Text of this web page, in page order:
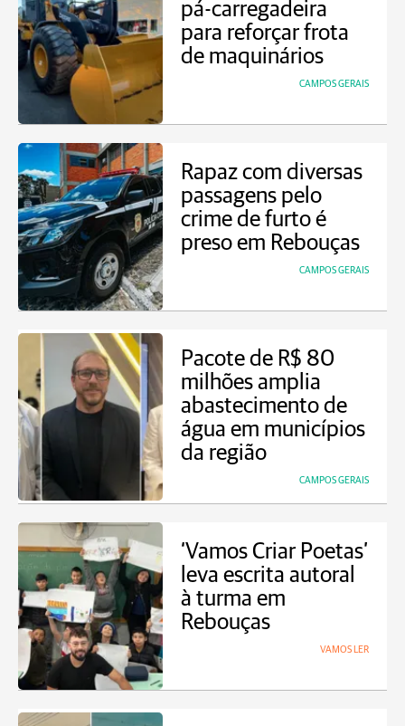
pá-carregadeira
para reforçar frota
de maquinários
CAMPOS GERAIS
Rapaz com diversas
passagens pelo
crime de furto é
preso em Rebouças
CAMPOS GERAIS
Pacote de R$ 80
milhões amplia
abastecimento de
água em municípios
da região
CAMPOS GERAIS
‘Vamos Criar Poetas’
leva escrita autoral
à turma em
Rebouças
VAMOS LER